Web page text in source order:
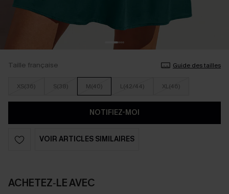
Taille française Guide des tailles
XS(36) S(38) M(40) L(42/44) XL(46)
NOTIFIEZ-MOI
VOIR ARTICLES SIMILAIRES
ACHETEZ‑LE AVEC